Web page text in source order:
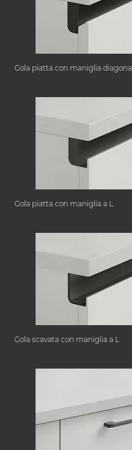
Gola piatta con maniglia diagonal
Gola piatta con maniglia a L
Gola scavata con maniglia a L